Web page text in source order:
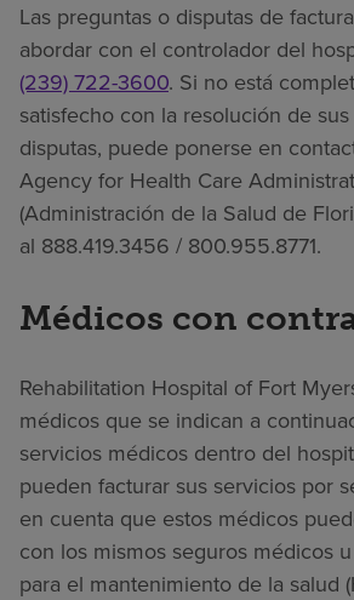
Las preguntas o disputas de
abordar con el controlador del
(239) 722-3600. Si no está
satisfecho con la resolución de
disputas, puede ponerse en
Agency for Health Care
(Administración de la Salud de
al 888.419.3456 / 800.955.8771.
Médicos con
Rehabilitation Hospital of Fort
médicos que se indican a
servicios médicos dentro del
pueden facturar sus servicios por
en cuenta que estos médicos
con los mismos seguros médicos
para el mantenimiento de la salud